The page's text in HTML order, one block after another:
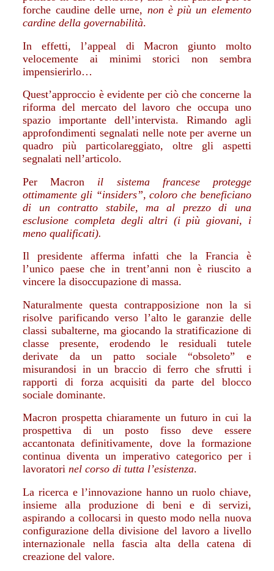
forche caudine delle urne, non è più un elemento
cardine della governabilità.
In effetti, l’appeal di Macron giunto molto
velocemente ai minimi storici non sembra
impensierirlo…
Quest’approccio è evidente per ciò che concerne la
riforma del mercato del lavoro che occupa uno
spazio importante dell’intervista. Rimando agli
approfondimenti segnalati nelle note per averne un
quadro più particolareggiato, oltre gli aspetti
segnalati nell’articolo.
Per Macron il sistema francese protegge
ottimamente gli “insiders”, coloro che beneficiano
di un contratto stabile, ma al prezzo di una
esclusione completa degli altri (i più giovani, i
meno qualificati).
Il presidente afferma infatti che la Francia è
l’unico paese che in trent’anni non è riuscito a
vincere la disoccupazione di massa.
Naturalmente questa contrapposizione non la si
risolve parificando verso l’alto le garanzie delle
classi subalterne, ma giocando la stratificazione di
classe presente, erodendo le residuali tutele
derivate da un patto sociale “obsoleto” e
misurandosi in un braccio di ferro che sfrutti i
rapporti di forza acquisiti da parte del blocco
sociale dominante.
Macron prospetta chiaramente un futuro in cui la
prospettiva di un posto fisso deve essere
accantonata definitivamente, dove la formazione
continua diventa un imperativo categorico per i
lavoratorinel corso di tutta l’esistenza.
La ricerca e l’innovazione hanno un ruolo chiave,
insieme alla produzione di beni e di servizi,
aspirando a collocarsi in questo modo nella nuova
configurazione della divisione del lavoro a livello
internazionale nella fascia alta della catena di
creazione del valore.